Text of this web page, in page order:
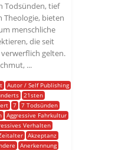
Todsünden, tief
Theologie, bieten
menschliche
die seit
gelten.
...
Autor / Self Publishing
21sten
7
7 Todsünden
Aggressive Fahrkultur
Verhalten
Akzeptanz
Anerkennung